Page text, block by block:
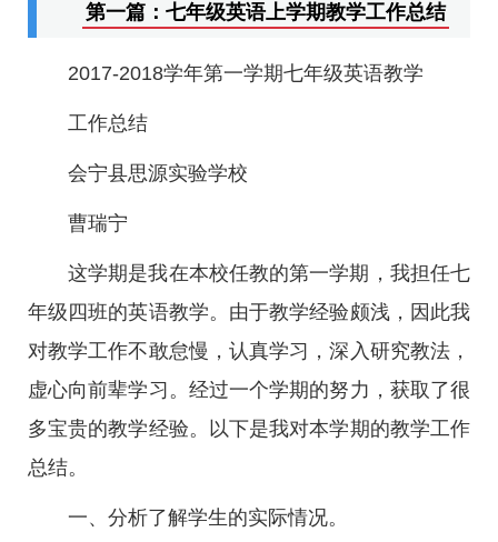
第一篇：七年级英语上学期教学工作总结
2017-2018学年第一学期七年级英语教学
工作总结
会宁县思源实验学校
曹瑞宁
这学期是我在本校任教的第一学期，我担任七
年级四班的英语教学。由于教学经验颇浅，因此我
对教学工作不敢怠慢，认真学习，深入研究教法，
虚心向前辈学习。经过一个学期的努力，获取了很
多宝贵的教学经验。以下是我对本学期的教学工作
总结。
一、分析了解学生的实际情况。